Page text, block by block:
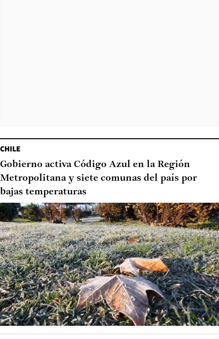
CHILE
Gobierno activa Código Azul en la Región
Metropolitana y siete comunas del país por
bajas temperaturas